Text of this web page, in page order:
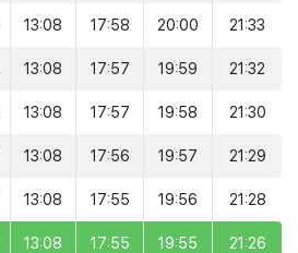
13:08 17:58 20:00 21:33
13:08 17:57 19:59 21:32
13:08 17:57 19:58 21:30
13:08 17:56 19:57 21:29
13:08 17:55 19:56 21:28
13:08 17:55 19:55 21:26